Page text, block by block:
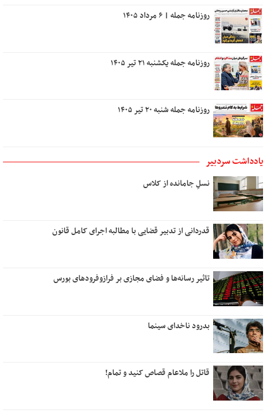
روزنامه جمله | ۶ مرداد ۱۴۰۵
روزنامه جمله یکشنبه ۲۱ تیر ۱۴۰۵
روزنامه جمله شنبه ۲۰ تیر ۱۴۰۵
یادداشت سردبیر
نسلِ جامانده از کلاس
قدردانی از تدبیر قضایی با مطالبه اجرای کامل قانون
تاثیر رسانه‌ها و فضای مجازی بر فرازوفرودهای بورس
بدرود ناخدای سینما
قاتل را ملاعام قصاص کنید و تمام!